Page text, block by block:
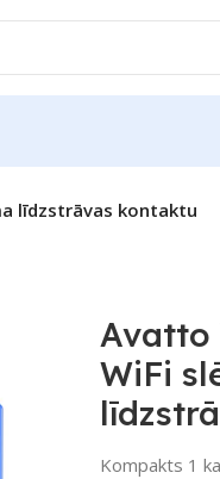
līdzstrāvas kontaktu
Avatto
WiFi
Kompakts 1